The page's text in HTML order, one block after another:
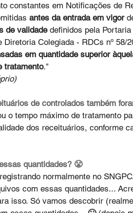
constantes em Notificações de
antes da entrada em vigor
de validade definidos pela Portaria
Colegiada - RDCs nº 58/
em quantidade superior
tratamento."
de controlados também
o tempo máximo de tratamento
dos receituários, conforme
quantidades? 😤
normalmente no
com essas quantidades...
isso. Só vamos descobrir